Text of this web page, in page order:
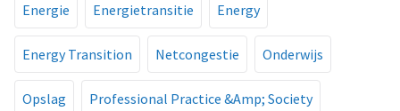
Energie Energietransitie Energy
Energy Transition Netcongestie Onderwijs
Opslag Professional Practice &Amp; Society